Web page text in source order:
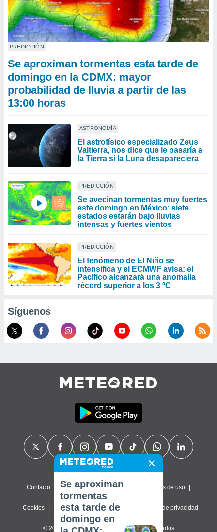
PREDICCIÓN
Se aproximan tormentas esta tarde de
domingo en la CDMX: mayor
probabilidad de lluvia a partir de las
13:00 horas
ASTRONOMÍA
El astrofísico especializado Zeus
Valtierra, nos dice que le pasaría a
la Tierra si la Luna desapareciera
PREDICCIÓN
Se avecinan tormentas muy fuertes
este domingo en México: siete
estados estarán bajo lluvias
intensas y fuertes vientos
PREDICCIÓN
El fenómeno de El Niño se
intensifica y el ECMWF avisa: el
Pacífico alcanzará una anomalía
récord superior a los 3 ºC
Síguenos
Contacto Sobre nosotros FAQ Términos de uso
Cookies Política de privacidad Configuración de privacidad
© 2026 Meteored. Todos los derechos reservados
Se aproximan
tormentas
esta tarde de
domingo en